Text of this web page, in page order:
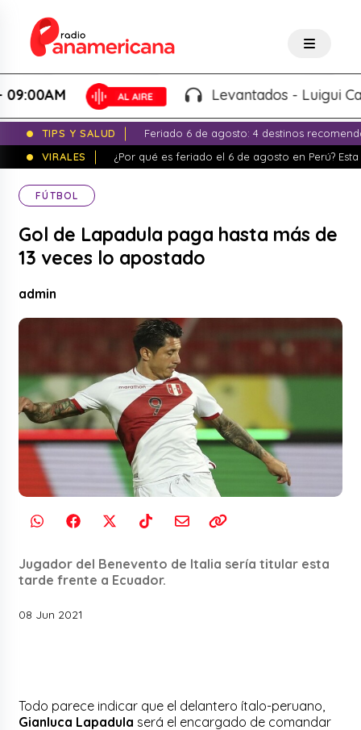
Levantados - Luigui
TIPS Y SALUD
Feriado 6 de agosto: 4 destinos
VIRALES
¿Por qué es feriado el 6 de agosto en Perú?
FÚTBOL
Gol de Lapadula paga hasta más de
13 veces lo apostado
admin
Jugador del Benevento de Italia sería titular esta
tarde frente a Ecuador.
08 Jun 2021
Todo parece indicar que el delantero ítalo-peruano,
Gianluca Lapadula será el encargado de comandar